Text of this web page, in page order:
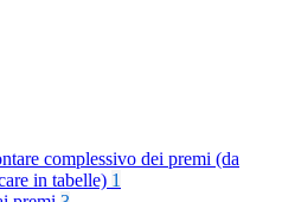
complessivo dei premi (da
in tabelle) 1